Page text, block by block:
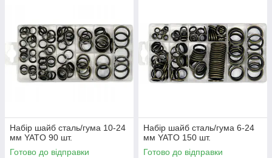
Набір шайб сталь/гума 10-24
мм YATO 90 шт.
Готово до відправки
Набір шайб сталь/гума 6-24
мм YATO 150 шт.
Готово до відправки